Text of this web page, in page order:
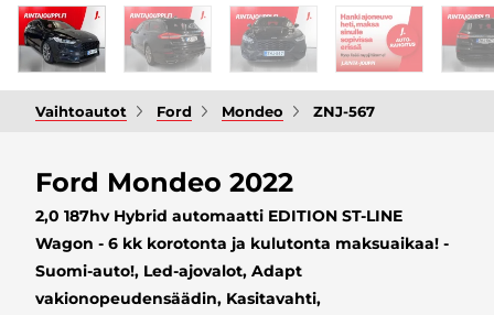
Vaihtoautot Ford Mondeo ZNJ-567
Ford Mondeo 2022
2,0 187hv Hybrid automaatti EDITION ST-LINE
Wagon - 6 kk korotonta ja kulutonta maksuaikaa! -
Suomi-auto!, Led-ajovalot, Adapt
vakionopeudensäädin, Kasitavahti,